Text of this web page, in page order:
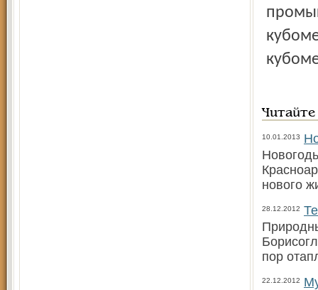
10.01.2013
нового
28.12.2012
пор
22.12.2012